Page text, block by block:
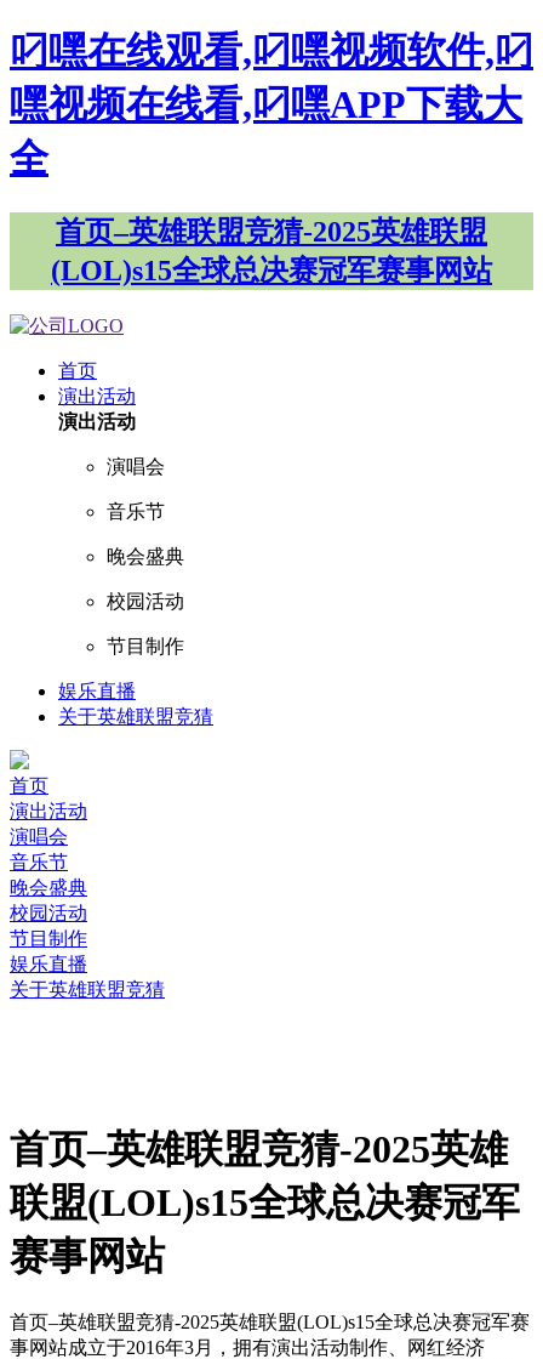
叼嘿在线观看,叼嘿视频软件,叼
嘿视频在线看,叼嘿APP下载大
全
首页–英雄联盟竞猜-2025英雄联盟
(LOL)s15全球总决赛冠军赛事网站
首页
演出活动
演出活动
演唱会
音乐节
晚会盛典
校园活动
节目制作
娱乐直播
关于英雄联盟竞猜
首页
演出活动
演唱会
音乐节
晚会盛典
校园活动
节目制作
娱乐直播
关于英雄联盟竞猜
首页–英雄联盟竞猜-2025英雄
联盟(LOL)s15全球总决赛冠军
赛事网站
首页–英雄联盟竞猜-2025英雄联盟(LOL)s15全球总决赛冠军赛
事网站成立于2016年3月，拥有演出活动制作、网红经济